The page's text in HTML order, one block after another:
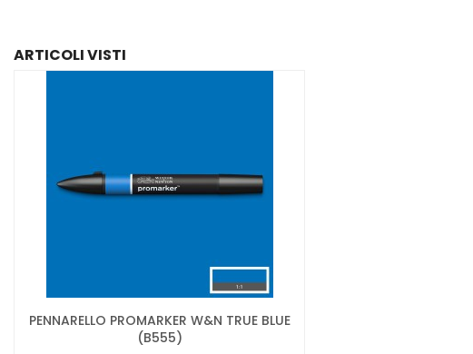
ARTICOLI VISTI
PENNARELLO PROMARKER W&N TRUE BLUE
(B555)